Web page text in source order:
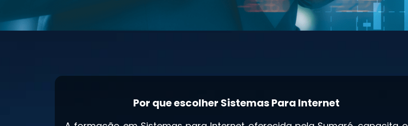
Por que escolher Sistemas Para Internet